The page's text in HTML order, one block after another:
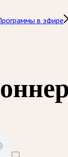
в эфире